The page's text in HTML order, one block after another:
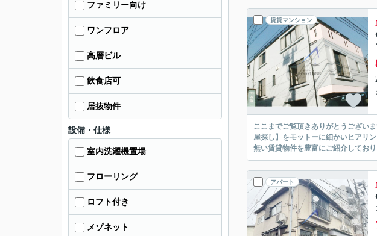
賃貸マンション
ここまでご覧頂きありがとうございます。 お部屋探しの際には、皆さまそれぞれこだわりの条件があると思いますが、当社では【あな
屋探し】をモットーに細かいヒアリングをし、南向き
アパート
ファミリー向け
ワンフロア
高層ビル
飲食店可
居抜物件
設備・仕様
室内洗濯機置場
フローリング
ロフト付き
メゾネット